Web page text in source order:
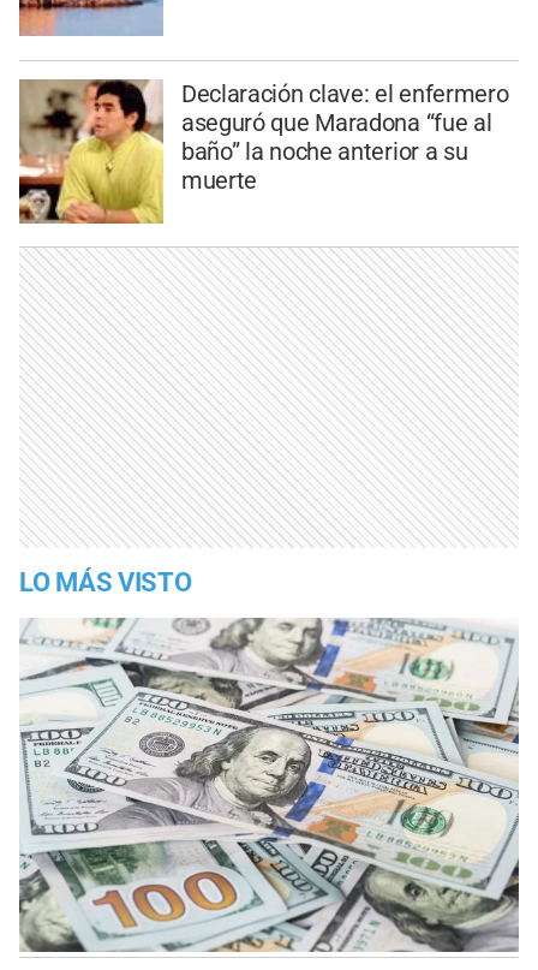
Declaración clave: el enfermero
aseguró que Maradona “fue al
baño” la noche anterior a su
muerte
LO MÁS VISTO